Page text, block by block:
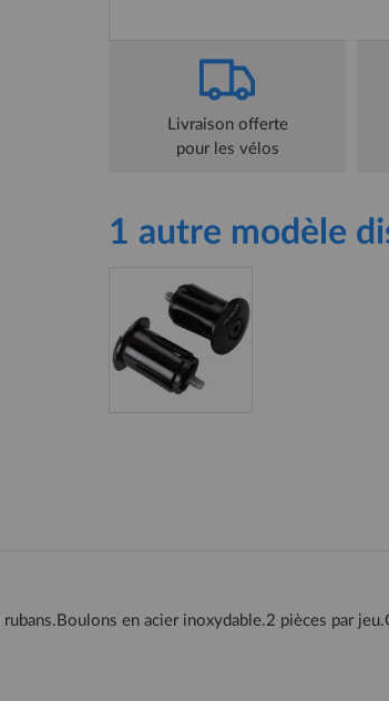
Livraison offerte
pour les vélos
1 autre modèle
en acier inoxydable.2 pièces par